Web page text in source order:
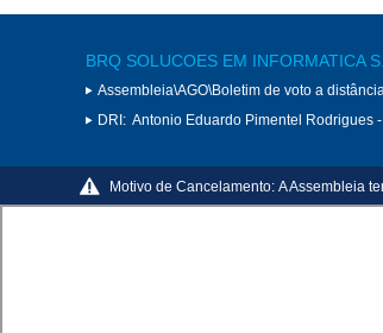
BRQ SOLUCOES EM INFORMATICA
Assembleia\AGO\Boletim de voto a distância
DRI: Antonio Eduardo Pimentel Rodrigues
Motivo de Cancelamento: A Assembleia